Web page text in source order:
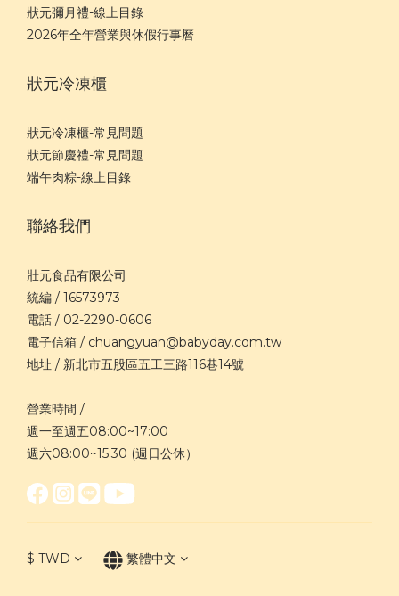
狀元彌月禮-線上目錄
2026年全年營業與休假行事曆
狀元冷凍櫃
狀元冷凍櫃-常見問題
狀元節慶禮-常見問題
端午肉粽-線上目錄
聯絡我們
壯元食品有限公司
統編 / 16573973
電話 / 02-2290-0606
電子信箱 / chuangyuan@babyday.com.tw
地址 / 新北市五股區五工三路116巷14號
營業時間 /
週一至週五08:00~17:00
週六08:00~15:30 (週日公休）
$ TWD 繁體中文